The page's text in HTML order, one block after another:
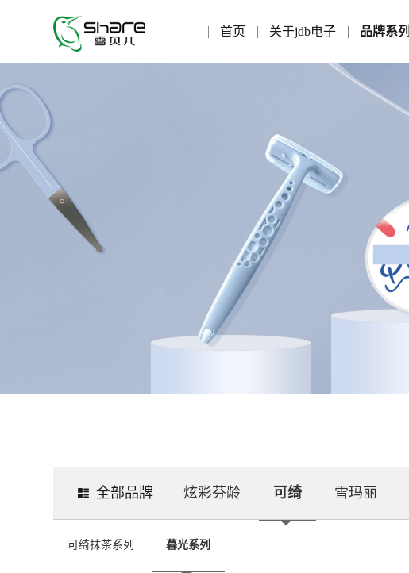
首页 关于jdb电子 品牌系列
全部品牌 炫彩芬龄 可绮 雪玛丽
可绮抹茶系列 暮光系列